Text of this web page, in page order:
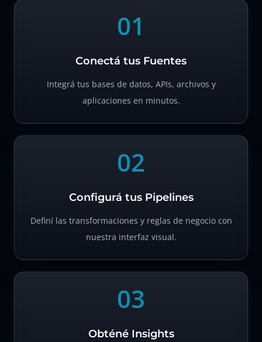
01
Conectá tus Fuentes
Integrá tus bases de datos, APIs, archivos y
aplicaciones en minutos.
02
Configurá tus Pipelines
Definí las transformaciones y reglas de negocio con
nuestra interfaz visual.
03
Obténé Insights